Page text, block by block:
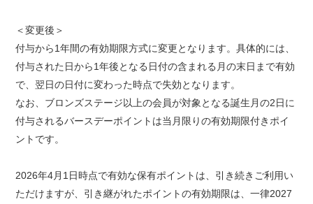
＜変更後＞
付与から1年間の有効期限方式に変更となります。具体的には、
付与された日から1年後となる日付の含まれる月の末日まで有効
で、翌日の日付に変わった時点で失効となります。
なお、ブロンズステージ以上の会員が対象となる誕生月の2日に
付与されるバースデーポイントは当月限りの有効期限付きポイ
ントです。
2026年4月1日時点で有効な保有ポイントは、引き続きご利用い
ただけますが、引き継がれたポイントの有効期限は、一律2027